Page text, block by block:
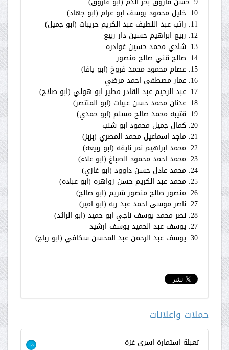
10. خليل محمود يوسف ابو عرام (ابو جهاد)
11. راتب عبد اللطيف عبد الكريم حريبات (ابو جميل)
12. ربيع ابراهيم حسين دار ربيع
13. شادي محمد حسين غوادره
14. صالح قني صالح منصور
15. عصام محمود محمد فروخ (ابو يافا)
16. عمار مصطفى احمد مرضي
17. عبد الرحيم عبد القادر مطير ابو هولي (ابو صلاح)
18. عدنان محمد حسن عبيات (ابو المنتصر)
19. قتيبه محمد صالح مسلم (ابو حمدي)
20. كمال جميل محمود ابو شنب
21. ماجد اسماعيل محمد المصري (بزبز)
22. محمد ابراهيم نمر نايفه (ابو ربيعه)
23. محمد احمد محمود الصباغ (ابو علاء)
24. محمد عادل حسن داوود (ابو غازي)
25. محمد عبد الكريم حسن زواهره (ابو عباده)
26. منصور صالح منصور شريم (ابو صالح)
27. ناصر موسى احمد عبد ربه (ابو امير)
28. نصر محمد يوسف ناجي ابو حميد (ابو الرائد)
27. يوسف عبد الحميد يوسف ارشيد
30. يوسف عبد الرحمن عبد المحسن سكافي (ابو رباح)
حملات واعلانات
تعبئة استمارة اسرى غزة >